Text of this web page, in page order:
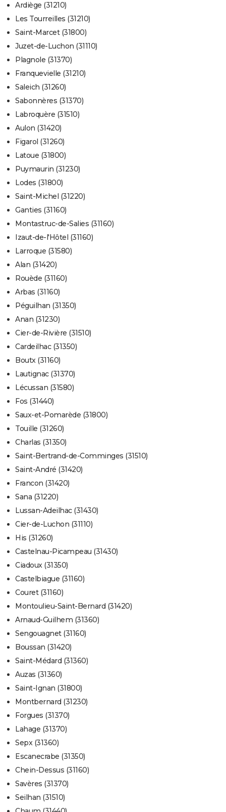
Ardiège (31210)
Les Tourreilles (31210)
Saint-Marcet (31800)
Juzet-de-Luchon (31110)
Plagnole (31370)
Franquevielle (31210)
Saleich (31260)
Sabonnères (31370)
Labroquère (31510)
Aulon (31420)
Figarol (31260)
Latoue (31800)
Puymaurin (31230)
Lodes (31800)
Saint-Michel (31220)
Ganties (31160)
Montastruc-de-Salies (31160)
Izaut-de-l'Hôtel (31160)
Larroque (31580)
Alan (31420)
Rouède (31160)
Arbas (31160)
Péguilhan (31350)
Anan (31230)
Cier-de-Rivière (31510)
Cardeilhac (31350)
Boutx (31160)
Lautignac (31370)
Lécussan (31580)
Fos (31440)
Saux-et-Pomarède (31800)
Touille (31260)
Charlas (31350)
Saint-Bertrand-de-Comminges (31510)
Saint-André (31420)
Francon (31420)
Sana (31220)
Lussan-Adeilhac (31430)
Cier-de-Luchon (31110)
His (31260)
Castelnau-Picampeau (31430)
Ciadoux (31350)
Castelbiague (31160)
Couret (31160)
Montoulieu-Saint-Bernard (31420)
Arnaud-Guilhem (31360)
Sengouagnet (31160)
Boussan (31420)
Saint-Médard (31360)
Auzas (31360)
Saint-Ignan (31800)
Montbernard (31230)
Forgues (31370)
Lahage (31370)
Sepx (31360)
Escanecrabe (31350)
Chein-Dessus (31160)
Savères (31370)
Seilhan (31510)